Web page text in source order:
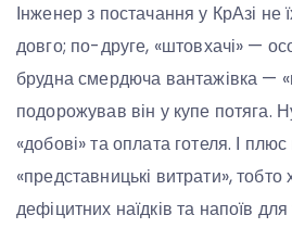
Інженер з постачання у КрАзі
довго; по-друге, «штовхачі» —
брудна смердюча вантажівка —
подорожував він у купе потяга.
«добові» та оплата готеля. І
«представницькі витрати», тобто
дефіцитних наїдків та напоїв для